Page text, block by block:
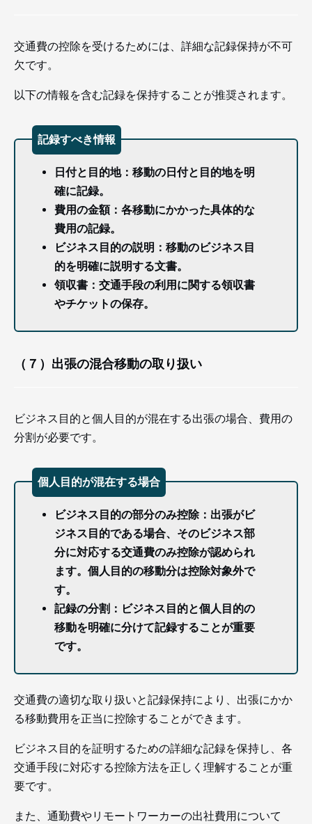
交通費の控除を受けるためには、詳細な記録保持が不可
欠です。
以下の情報を含む記録を保持することが推奨されます。
記録すべき情報
日付と目的地：移動の日付と目的地を明
確に記録。
費用の金額：各移動にかかった具体的な
費用の記録。
ビジネス目的の説明：移動のビジネス目
的を明確に説明する文書。
領収書：交通手段の利用に関する領収書
やチケットの保存。
（７）出張の混合移動の取り扱い
ビジネス目的と個人目的が混在する出張の場合、費用の
分割が必要です。
個人目的が混在する場合
ビジネス目的の部分のみ控除：出張がビ
ジネス目的である場合、そのビジネス部
分に対応する交通費のみ控除が認められ
ます。個人目的の移動分は控除対象外で
す。
記録の分割：ビジネス目的と個人目的の
移動を明確に分けて記録することが重要
です。
交通費の適切な取り扱いと記録保持により、出張にかか
る移動費用を正当に控除することができます。
ビジネス目的を証明するための詳細な記録を保持し、各
交通手段に対応する控除方法を正しく理解することが重
要です。
また、通勤費やリモートワーカーの出社費用について